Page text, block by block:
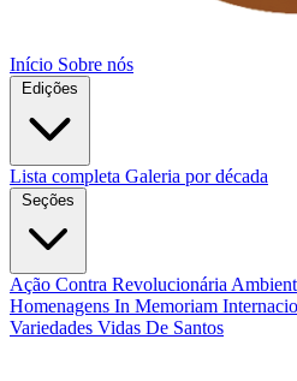
Início Sobre nós
Edições
Lista completa Galeria por década
Seções
Ação Contra Revolucionária
Homenagens In Memoriam
Variedades Vidas De Santos